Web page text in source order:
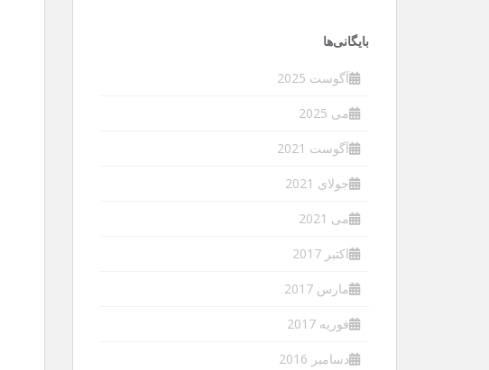
بایگانی‌ها
آگوست 2025
می 2025
آگوست 2021
جولای 2021
می 2021
اکتبر 2017
مارس 2017
فوریه 2017
دسامبر 2016